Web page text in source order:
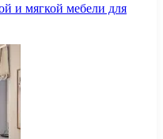
и мягкой мебели для